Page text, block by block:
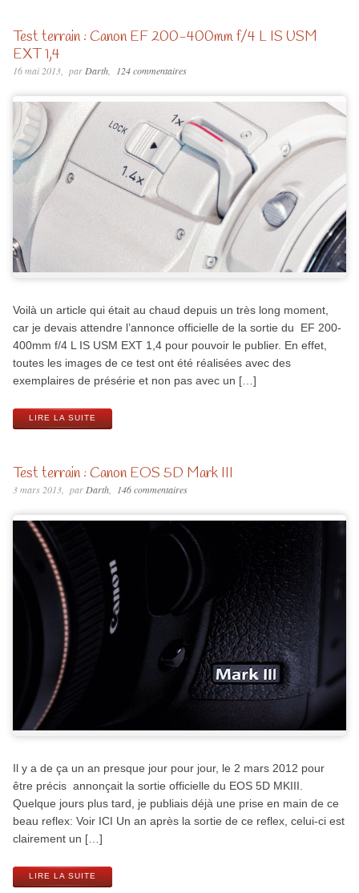
Test terrain : Canon EF 200-400mm f/4 L IS USM
EXT 1,4
16 mai 2013 par Darth 124 commentaires
Voilà un article qui était au chaud depuis un très long moment,
car je devais attendre l’annonce officielle de la sortie du EF 200-
400mm f/4 L IS USM EXT 1,4 pour pouvoir le publier. En effet,
toutes les images de ce test ont été réalisées avec des
exemplaires de présérie et non pas avec un […]
LIRE LA SUITE
Test terrain : Canon EOS 5D Mark III
3 mars 2013 par Darth 146 commentaires
Il y a de ça un an presque jour pour jour, le 2 mars 2012 pour
être précis annonçait la sortie officielle du EOS 5D MKIII.
Quelque jours plus tard, je publiais déjà une prise en main de ce
beau reflex: Voir ICI Un an après la sortie de ce reflex, celui-ci est
clairement un […]
LIRE LA SUITE